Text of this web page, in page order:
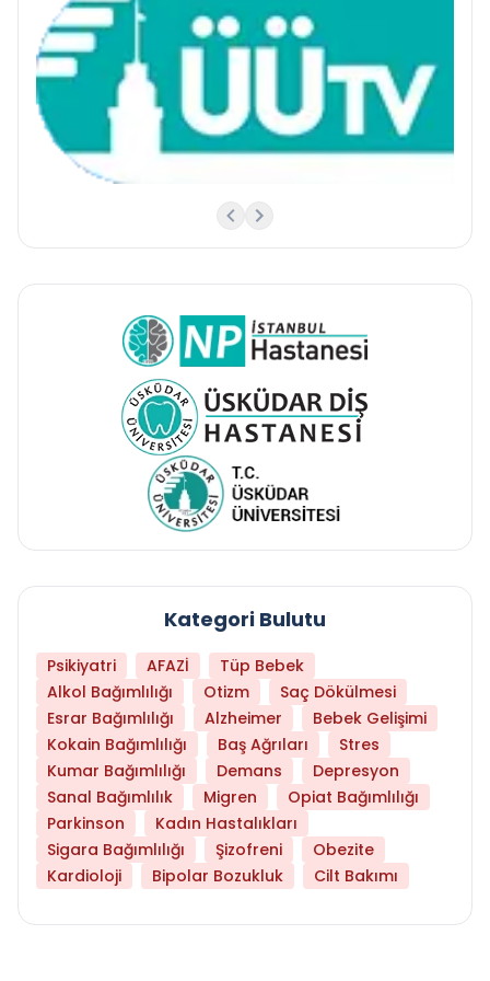
Kategori Bulutu
Psikiyatri AFAZİ
Tüp Bebek
Alkol Bağımlılığı
Otizm
Saç Dökülmesi
Esrar Bağımlılığı
Alzheimer
Bebek Gelişimi
Kokain Bağımlılığı
Baş Ağrıları
Stres
Kumar Bağımlılığı
Demans
Depresyon
Sanal Bağımlılık
Migren
Opiat Bağımlılığı
Parkinson
Kadın Hastalıkları
Sigara Bağımlılığı
Şizofreni
Obezite
Kardioloji
Bipolar Bozukluk Cilt Bakımı